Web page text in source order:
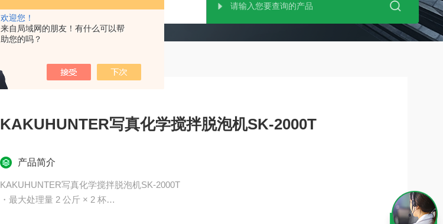
欢迎您！
来自局域网的朋友！有什么可以帮
助您的吗？
KAKUHUNTER写真化学搅拌脱泡机SK-2000T
产品简介
KAKUHUNTER写真化学搅拌脱泡机SK-2000T
・最大处理量 2 公斤 × 2 杯